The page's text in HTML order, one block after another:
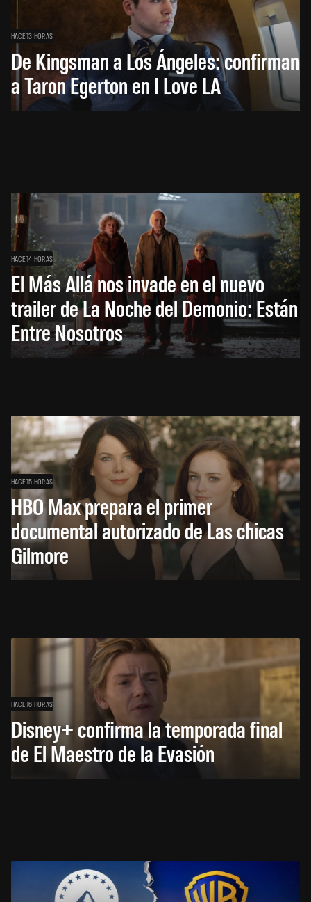
HACE 13 HORAS
De Kingsman a Los Ángeles: confirman
a Taron Egerton en I Love LA
HACE 14 HORAS
El Más Allá nos invade en el nuevo
trailer de La Noche del Demonio: Están
Entre Nosotros
HACE 15 HORAS
HBO Max prepara el primer
documental autorizado de Las chicas
Gilmore
HACE 16 HORAS
Disney+ confirma la temporada final
de El Maestro de la Evasión